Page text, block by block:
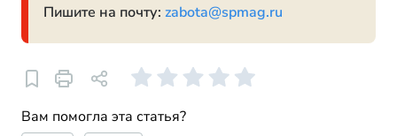
Пишите на почту: zabota@spmag.ru
Вам помогла эта статья?